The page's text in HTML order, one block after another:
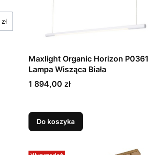
zł
Maxlight Organic Horizon P0361
Lampa Wisząca Biała
Cena
1 894,00 zł
Do koszyka